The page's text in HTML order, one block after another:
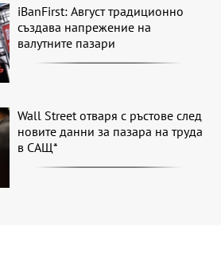
iBanFirst: Август традиционно
създава напрежение на
валутните пазари
Wall Street отваря с ръстове след
новите данни за пазара на труда
в САЩ*